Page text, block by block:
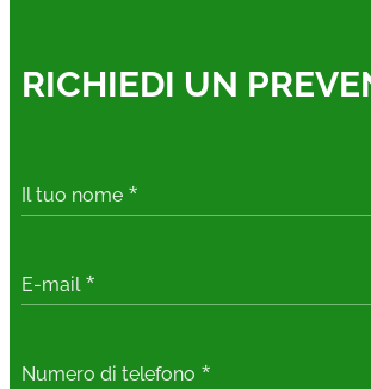
RICHIEDI UN
Il tuo nome
E-mail
Numero di telefono